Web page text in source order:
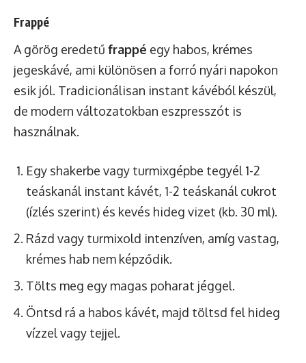
Frappé
A görög eredetű frappé egy habos, krémes
jegeskávé, ami különösen a forró nyári napokon
esik jól. Tradicionálisan instant kávéból készül,
de modern változatokban eszpresszót is
használnak.
Egy shakerbe vagy turmixgépbe tegyél 1-2
teáskanál instant kávét, 1-2 teáskanál cukrot
(ízlés szerint) és kevés hideg vizet (kb. 30 ml).
Rázd vagy turmixold intenzíven, amíg vastag,
krémes hab nem képződik.
Tölts meg egy magas poharat jéggel.
Öntsd rá a habos kávét, majd töltsd fel hideg
vízzel vagy tejjel.